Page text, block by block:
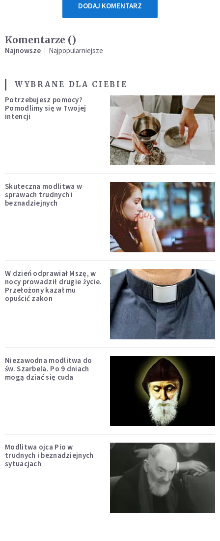
DODAJ KOMENTARZ
Komentarze ()
Najnowsze Najpopularniejsze
WYBRANE DLA CIEBIE
Potrzebujesz pomocy?
Pomodlimy się w Twojej
intencji
Skuteczna modlitwa w
sprawach trudnych i
beznadziejnych
W dzień odprawiał Mszę, w
nocy prowadził drugie życie.
Przełożony kazał mu
opuścić zakon
Niezawodna modlitwa do
św. Szarbela. Po 9 dniach
mogą dziać się cuda
Modlitwa ojca Pio w
trudnych i beznadziejnych
sytuacjach